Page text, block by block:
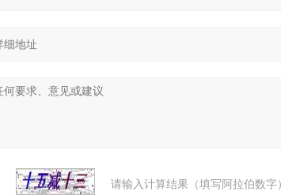
请输入计算结果（填写阿拉伯数字